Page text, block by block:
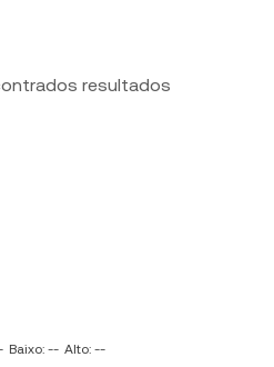
resultados
Baixo: -- Alto: --